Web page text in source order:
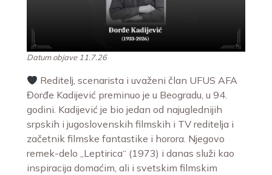
Datum objave 11.7.26
Reditelj, scenarista i uvaženi član UFUS AFA
Đorđe Kadijević preminuo je u Beogradu, u 94.
godini. Kadijević je bio jedan od najuglednijih
srpskih i jugoslovenskih filmskih i TV reditelja i
začetnik filmske fantastike i horora. Njegovo
remek-delo „Leptirica“ (1973) i danas služi kao
inspiracija domaćim, ali i svetskim filmskim